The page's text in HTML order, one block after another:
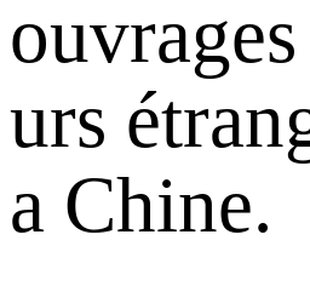
urs
a Chine.